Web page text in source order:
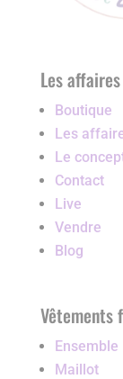
Les
Boutique
Les
Le
Contact
Live
Vendre
Blog
Vêtements
Ensemble
Maillot